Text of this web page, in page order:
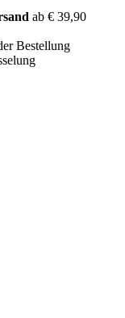
ab € 39,90
Bestellung